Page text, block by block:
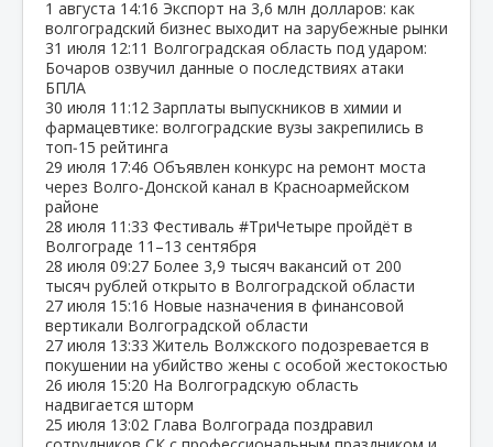
1 августа 14:16 Экспорт на 3,6 млн долларов: как
волгоградский бизнес выходит на зарубежные рынки
31 июля 12:11 Волгоградская область под ударом:
Бочаров озвучил данные о последствиях атаки
БПЛА
30 июля 11:12 Зарплаты выпускников в химии и
фармацевтике: волгоградские вузы закрепились в
топ‑15 рейтинга
29 июля 17:46 Объявлен конкурс на ремонт моста
через Волго‑Донской канал в Красноармейском
районе
28 июля 11:33 Фестиваль #ТриЧетыре пройдёт в
Волгограде 11–13 сентября
28 июля 09:27 Более 3,9 тысяч вакансий от 200
тысяч рублей открыто в Волгоградской области
27 июля 15:16 Новые назначения в финансовой
вертикали Волгоградской области
27 июля 13:33 Житель Волжского подозревается в
покушении на убийство жены с особой жестокостью
26 июля 15:20 На Волгоградскую область
надвигается шторм
25 июля 13:02 Глава Волгограда поздравил